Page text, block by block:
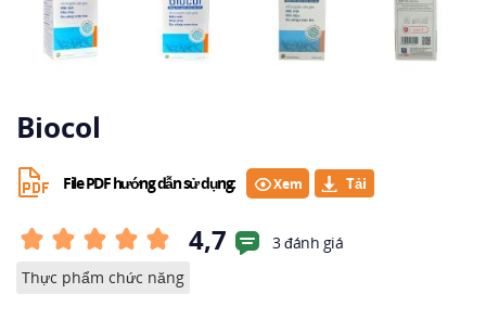
Biocol
File PDF hướng dẫn sử dụng: Xem
4,7
3 đánh giá
Thực phẩm chức năng